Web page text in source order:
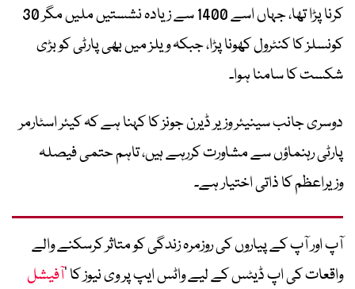
کرنا پڑا تھا، جہاں اسے 1400 سے زیادہ نشستیں ملیں مگر 30
کونسلز کا کنٹرول کھونا پڑا، جبکہ ویلز میں بھی پارٹی کو بڑی
شکست کا سامنا ہوا۔
دوسری جانب سینیئر وزیر ڈیرن جونز کا کہنا ہے کہ کیئر اسٹارمر
پارٹی رہنماؤں سے مشاورت کررہے ہیں، تاہم حتمی فیصلہ
وزیراعظم کا ذاتی اختیار ہے۔
آپ اور آپ کے پیاروں کی روزمرہ زندگی کو متاثر کرسکنے والے
واقعات کی اپ ڈیٹس کے لیے واٹس ایپ پر وی نیوز کا ’آفیشل